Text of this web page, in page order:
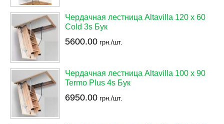
Чердачная лестница Altavilla 120 х 60
Cold 3s Бук
5600.00 грн./шт.
Чердачная лестница Altavilla 100 х 90
Termo Plus 4s Бук
6950.00 грн./шт.